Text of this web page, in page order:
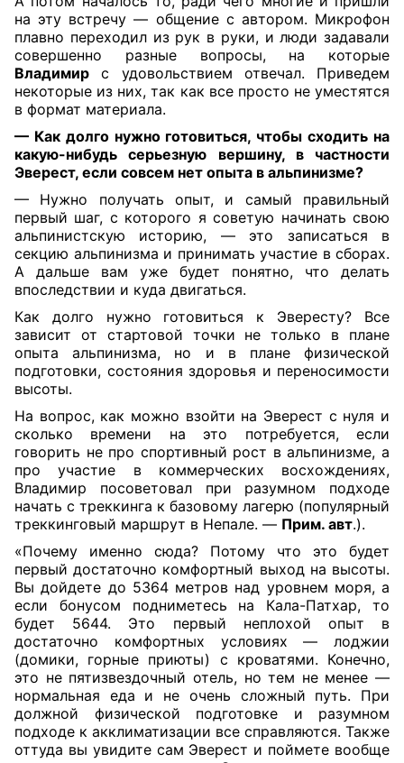
на эту встречу — общение с автором. Микрофон
плавно переходил из рук в руки, и люди задавали
совершенно разные вопросы, на которые
Владимир с удовольствием отвечал. Приведем
некоторые из них, так как все просто не уместятся
в формат материала.
— Как долго нужно готовиться, чтобы сходить на
какую-нибудь серьезную вершину, в частности
Эверест, если совсем нет опыта в альпинизме?
— Нужно получать опыт, и самый правильный
первый шаг, с которого я советую начинать свою
альпинистскую историю, — это записаться в
секцию альпинизма и принимать участие в сборах.
А дальше вам уже будет понятно, что делать
впоследствии и куда двигаться.
Как долго нужно готовиться к Эвересту? Все
зависит от стартовой точки не только в плане
опыта альпинизма, но и в плане физической
подготовки, состояния здоровья и переносимости
высоты.
На вопрос, как можно взойти на Эверест с нуля и
сколько времени на это потребуется, если
говорить не про спортивный рост в альпинизме, а
про участие в коммерческих восхождениях,
Владимир посоветовал при разумном подходе
начать с треккинга к базовому лагерю (популярный
треккинговый маршрут в Непале. — Прим. авт.).
«Почему именно сюда? Потому что это будет
первый достаточно комфортный выход на высоты.
Вы дойдете до 5364 метров над уровнем моря, а
если бонусом подниметесь на Кала-Патхар, то
будет 5644. Это первый неплохой опыт в
достаточно комфортных условиях — лоджии
(домики, горные приюты) с кроватями. Конечно,
это не пятизвездочный отель, но тем не менее —
нормальная еда и не очень сложный путь. При
должной физической подготовке и разумном
подходе к акклиматизации все справляются. Также
оттуда вы увидите сам Эверест и поймете вообще